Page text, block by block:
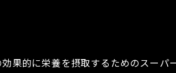
果的に栄養を摂取するためのスーパ